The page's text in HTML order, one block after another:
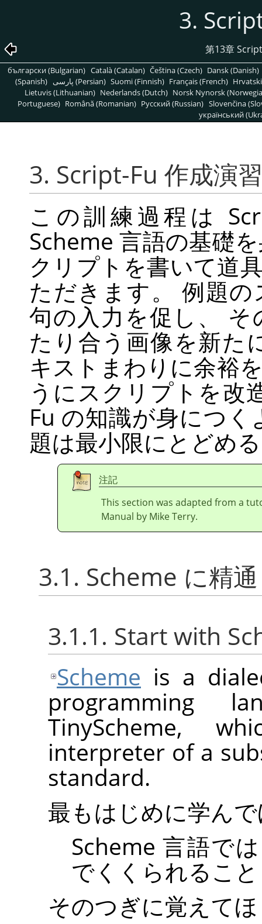
3.
第13章
български (Bulgarian) Català (Catalan) Čeština (Czech) Dansk (Danish)
(Spanish)
پارسی (Persian) Suomi (Finnish) Français (French)
Lietuvis (Lithuanian) Nederlands (Dutch) Norsk Nynorsk
Portuguese) Română (Romanian) Pусский (Russian) Slovenčina
український
3. Script-Fu 作成演習
この訓練過程は
Scheme 言語の基礎
クリプトを書いて道
ただきます。 例題
句の入力を促し、
たり合う画像を新た
キストまわりに余裕
うにスクリプトを改
Fu の知識が身につ
題は最小限にとどめ
注記
This section was adapted from a
Manual by Mike Terry.
3.1. Scheme に精通
3.1.1. Start with
Scheme is a
programming
TinyScheme,
interpreter of a
standard.
最もはじめに学ん
Scheme 言語で
でくくられること
そのつぎに覚えて